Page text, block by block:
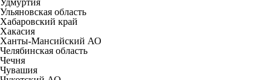
Удмуртия
Ульяновская область
Хабаровский край
Хакасия
Ханты-Мансийский АО
Челябинская область
Чечня
Чувашия